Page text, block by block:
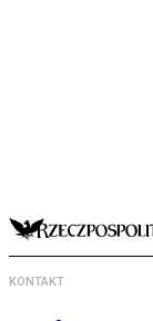
KONTAKT